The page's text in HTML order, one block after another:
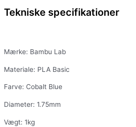
Tekniske specifikationer
Mærke: Bambu Lab
Materiale: PLA Basic
Farve: Cobalt Blue
Diameter: 1.75mm
Vægt: 1kg